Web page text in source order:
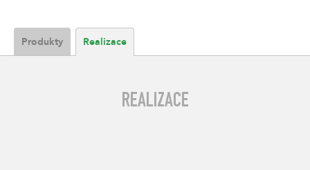
Produkty Realizace
REALIZACE